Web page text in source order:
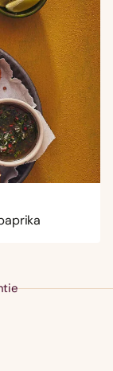
(8)
(1)
(25)
(7)
(21)
(40)
(101)